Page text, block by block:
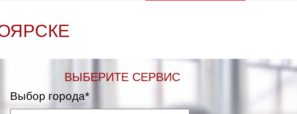
ВЫБЕРИТЕ СЕРВИС
Выбор города*